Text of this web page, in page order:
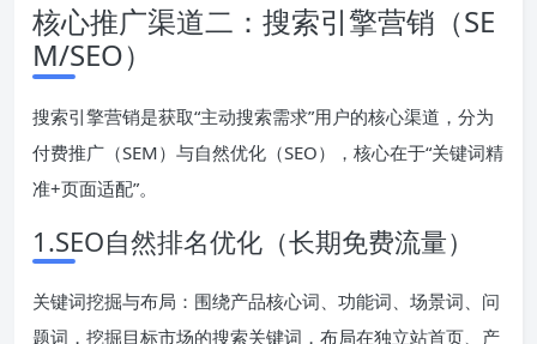
核心推广渠道二：搜索引擎营销（SE
M/SEO）
搜索引擎营销是获取“主动搜索需求”用户的核心渠道，分为
付费推广（SEM）与自然优化（SEO），核心在于“关键词精
准+页面适配”。
1.SEO自然排名优化（长期免费流量）
关键词挖掘与布局：围绕产品核心词、功能词、场景词、问
题词，挖掘目标市场的搜索关键词，布局在独立站首页、产